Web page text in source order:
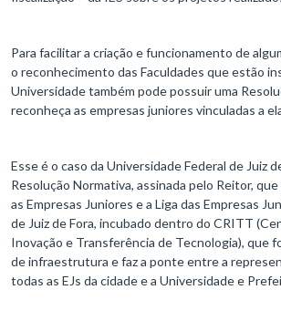
Para facilitar a criação e funcionamento de
o reconhecimento das Faculdades que estão
Universidade também pode possuir uma
reconheça as empresas juniores vinculadas a
Esse é o caso da Universidade Federal de Juiz
Resolução Normativa, assinada pelo Reitor,
as Empresas Juniores e a Liga das Empresas
de Juiz de Fora, incubado dentro do CRITT
Inovação e Transferência de Tecnologia), que
de infraestrutura e faz a ponte entre a
todas as EJs da cidade e a Universidade e